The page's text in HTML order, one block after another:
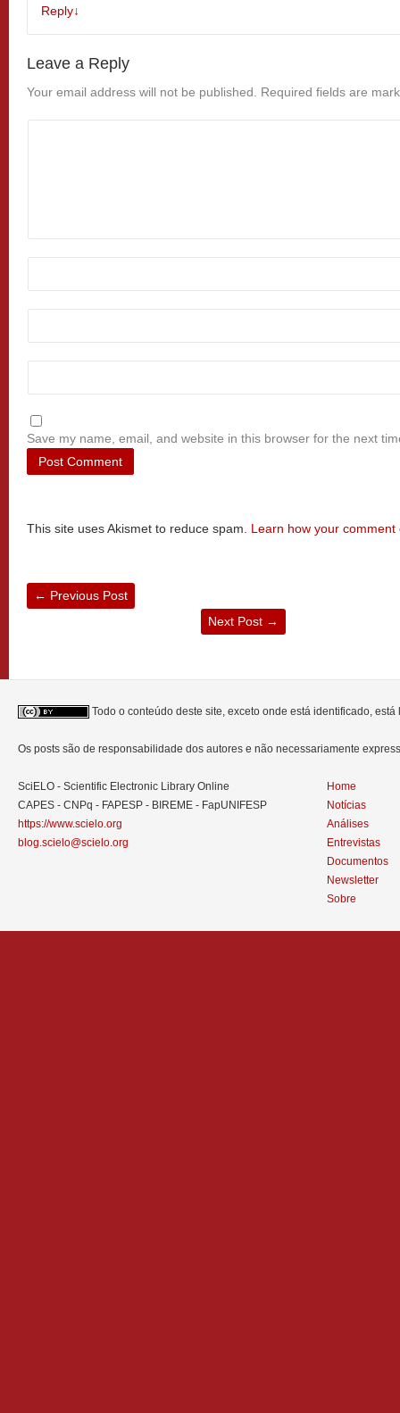
Reply↓
Leave a Reply
Your email address will not be published. Required fields are
Save my name, email, and website in this browser for the next
This site uses Akismet to reduce spam. Learn how your
← Previous Post
Next Post →
Todo o conteúdo deste site, exceto onde está identificado,
Os posts são de responsabilidade dos autores e não necessariamente
SciELO - Scientific Electronic Library Online
CAPES - CNPq - FAPESP - BIREME - FapUNIFESP
https://www.scielo.org
blog.scielo@scielo.org
Home
Notícias
Análises
Entrevistas
Documentos
Newsletter
Sobre